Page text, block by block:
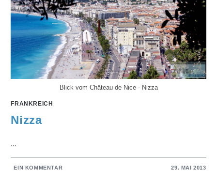
Blick vom Château de Nice - Nizza
FRANKREICH
Nizza
...
EIN KOMMENTAR 29. MAI 2013